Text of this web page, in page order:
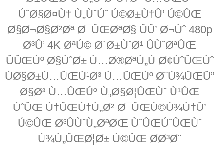
ÚˆØ§Ø¤Ù† Ù„ÙˆÚˆ Ú©Ø±Ù†Û’ Ú©ÛŒ
Ø§Ø¬Ø§Ø²Øª Ø¯ÛŒØªØ§ ÛÛ’ Ø¬Ùˆ 480p
Ø³Û’ 4K ØªÚ© Ø´Ø±ÙˆØ¹ ÛÙˆØªÛŒ
ÛÛŒÚº Ø§ÙˆØ± Ù…Ø®ØªÙ„Ù Ø¢ÚˆÛŒÙˆ
ÙØ§Ø±Ù…ÛŒÙ¹Ø³ Ù…ÛŒÚº Ø¨Ú¾ÛŒÛ”
Ø§Ø³ Ù…ÛŒÚº Ù„Ø§Ø¦ÛŒÙˆ Ù¹ÛŒ
ÙˆÛŒ Ú†ÛŒÙ†Ù„Ø² Ø¯ÛŒÚ©Ú¾Ù†Û’
Ú©ÛŒ Ø³ÛÙˆÙ„ØªØŒ ÙˆÛŒÚˆÛŒÙˆ
Ù¾Ù„ÛŒØ¦Ø± Ú©ÛŒ Ø­Ø³Ø¨